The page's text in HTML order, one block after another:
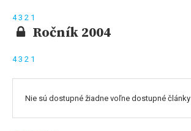
43 2 1
Ročník 2004
43 2 1
Nie sú dostupné žiadne voľne dostupné články